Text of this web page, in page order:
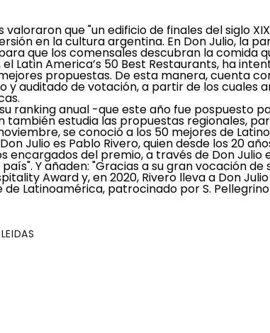
valoraron que "un edificio de finales del siglo
en la cultura argentina. En Don Julio, la
que los comensales descubran la comida
el Latin America’s 50 Best Restaurants, ha
propuestas. De esta manera, cuenta
y auditado de votación, a partir de los cuales
ranking anual -que este año fue pospuesto
también estudia las propuestas regionales,
se conoció a los 50 mejores de
Julio es Pablo Rivero, quien desde los 20
encargados del premio, a través de Don
Y añaden: "Gracias a su gran vocación
Award y, en 2020, Rivero lleva a Don
de Latinoamérica, patrocinado por S.